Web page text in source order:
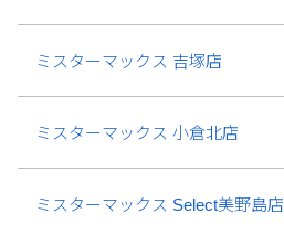
ミスターマックス 吉塚店
ミスターマックス 小倉北店
ミスターマックス Select美野島店